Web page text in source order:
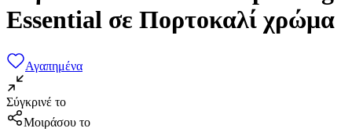
Essential σε Πορτοκαλί χρώμα
Αγαπημένα
Σύγκρινέ το
Μοιράσου το